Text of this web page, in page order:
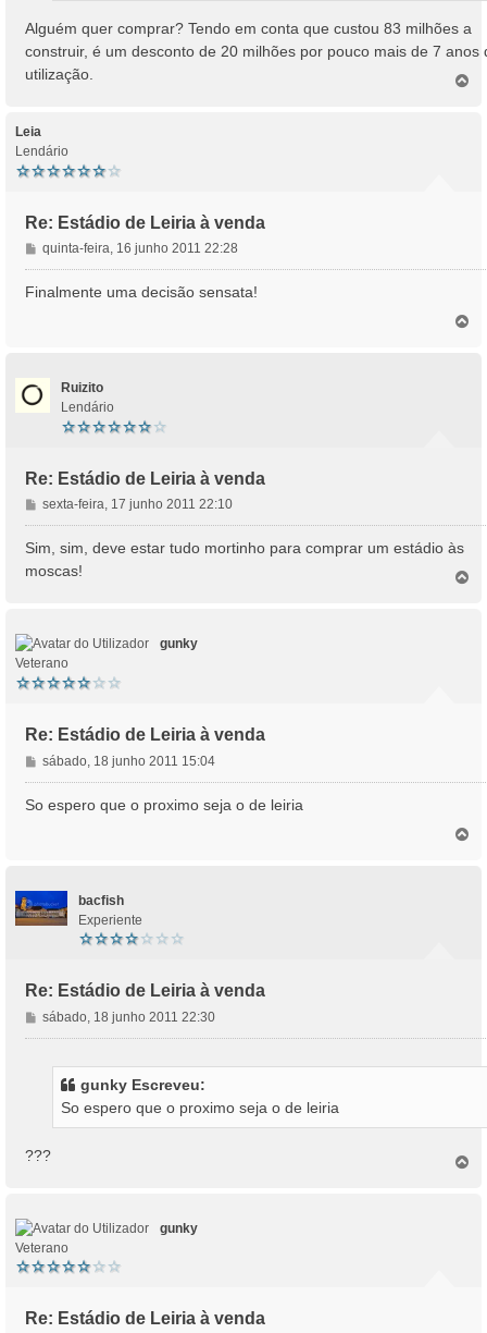
Alguém quer comprar? Tendo em conta que custou 83 milhões a
construir, é um desconto de 20 milhões por pouco mais de 7 anos
utilização.
Leia
Lendário
Re: Estádio de Leiria à venda
M
e
n
m
quinta-feira, 16 junho 2011 22:28
Finalmente uma decisão sensata!
Ruizito
Lendário
Re: Estádio de Leiria à venda
M
e
n
m
sexta-feira, 17 junho 2011 22:10
Sim, sim, deve estar tudo mortinho para comprar um estádio às
moscas!
gunky
Veterano
Re: Estádio de Leiria à venda
M
e
sábado, 18 junho 2011 15:04
So espero que o proximo seja o de leiria
bacfish
Experiente
Re: Estádio de Leiria à venda
M
e
m
sábado, 18 junho 2011 22:30
gunky Escreveu:
So espero que o proximo seja o de leiria
???
gunky
Veterano
Re: Estádio de Leiria à venda